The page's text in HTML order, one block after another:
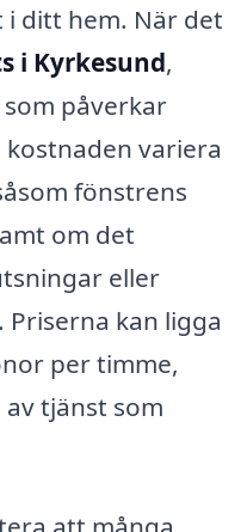
i ditt hem. När det
i Kyrkesund,
påverkar
variera
fönstrens
om det
eller
kan ligga
per timme,
tjänst som